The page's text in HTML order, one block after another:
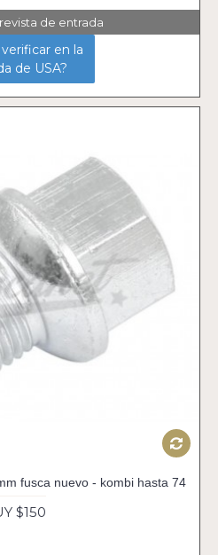
de entrada
en la
de USA?
fusca nuevo - kombi hasta 74
$150